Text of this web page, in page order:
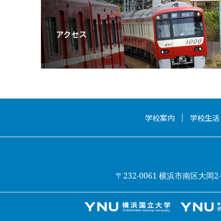
アクセス
学校案内 学校生活
〒232-0061 横浜市南区大